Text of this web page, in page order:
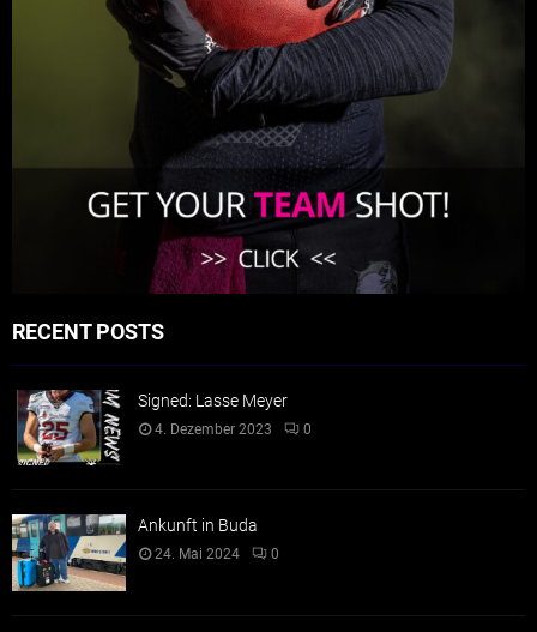
RECENT POSTS
Signed: Lasse Meyer
4. Dezember 2023 0
Ankunft in Buda
24. Mai 2024 0